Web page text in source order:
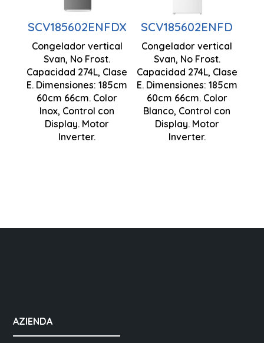
SCV185602ENFDX
Congelador vertical
Svan, No Frost.
Capacidad 274L, Clase
E. Dimensiones: 185cm
60cm 66cm. Color
Inox, Control con
Display. Motor
Inverter.
d'aria
multiplo
Raffreddamento
interno in
metallo
Motore
inverter
1850 x 600
x 660 mm
SCV185602ENFD
Congelador vertical
Svan, No Frost.
Capacidad 274L, Clase
E. Dimensiones: 185cm
60cm 66cm. Color
Blanco, Control con
Display. Motor
Inverter.
d'aria
multiplo
Raffreddamento
interno in
metallo
Motore
inverter
AZIENDA